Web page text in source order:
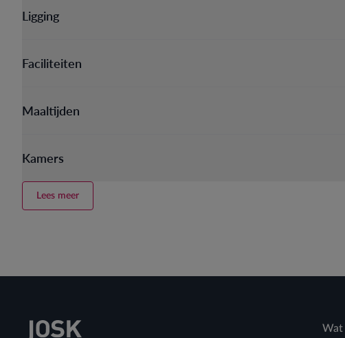
Ligging
Faciliteiten
Maaltijden
Kamers
Lees meer
Wat